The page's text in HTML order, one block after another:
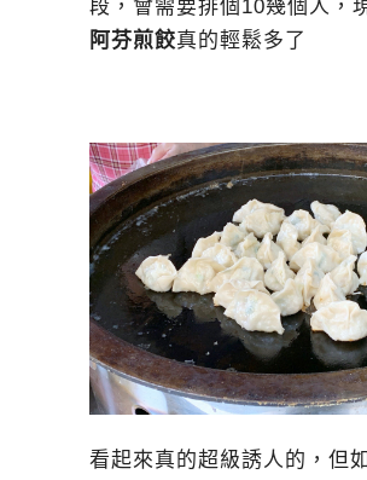
段，會需要排個10幾個人，
阿芬煎餃真的輕鬆多了
看起來真的超級誘人的，但